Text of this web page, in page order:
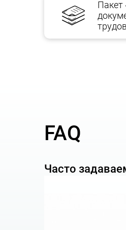
Лицензионный
Договор
Агентский
Договор
Соглашение о
Пакет
FAQ
Часто